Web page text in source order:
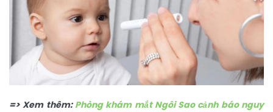
=> Xem thêm: Phòng khám mắt Ngôi Sao cảnh báo nguy